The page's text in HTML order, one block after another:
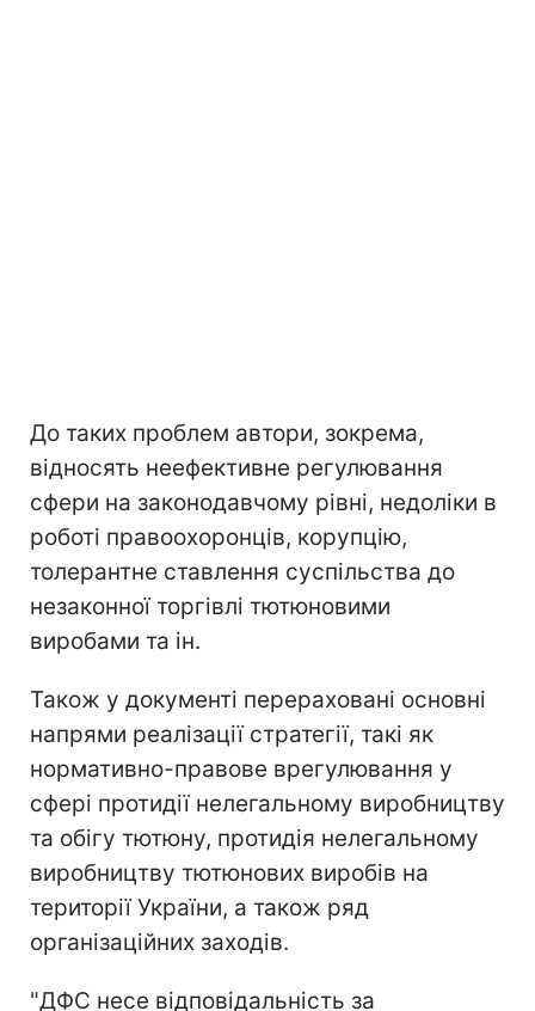
До таких проблем автори, зокрема,
відносять неефективне регулювання
сфери на законодавчому рівні, недоліки в
роботі правоохоронців, корупцію,
толерантне ставлення суспільства до
незаконної торгівлі тютюновими
виробами та ін.
Також у документі перераховані основні
напрями реалізації стратегії, такі як
нормативно-правове врегулювання у
сфері протидії нелегальному виробництву
та обігу тютюну, протидія нелегальному
виробництву тютюнових виробів на
території України, а також ряд
організаційних заходів.
"ДФС несе відповідальність за